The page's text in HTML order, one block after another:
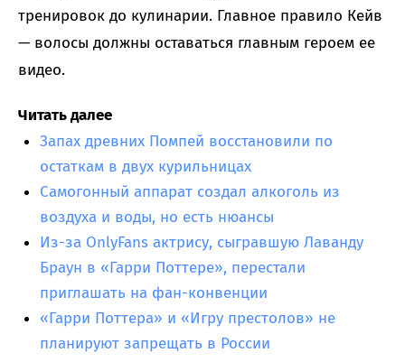
тренировок до кулинарии. Главное правило Кейв
— волосы должны оставаться главным героем ее
видео.
Читать далее
Запах древних Помпей восстановили по
остаткам в двух курильницах
Самогонный аппарат создал алкоголь из
воздуха и воды, но есть нюансы
Из-за OnlyFans актрису, сыгравшую Лаванду
Браун в «Гарри Поттере», перестали
приглашать на фан-конвенции
«Гарри Поттера» и «Игру престолов» не
планируют запрещать в России